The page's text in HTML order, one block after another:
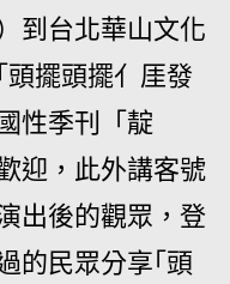
到台北華山文化
擺頭擺亻厓發
性季刊「靛
迎，此外講客號
出後的觀眾，登
的民眾分享｢頭